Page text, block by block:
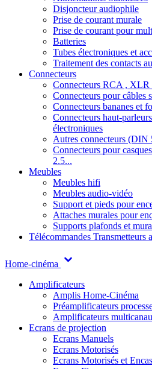
Disjoncteur audiophile
Prise de courant murale
Prise de courant pour
Batteries
Tubes électroniques et
Traitement des contacts
Connecteurs
Connecteurs RCA , XLR
Connecteurs pour câbles
Connecteurs bananes et
Connecteurs haut-
électroniques
Autres connecteurs
Connecteurs pour
2.5...
Meubles
Meubles hifi
Meubles audio-vidéo
Support et pieds pour
Attaches murales pour
Supports plafonds et
Télécommandes Transmetteurs
Home-cinéma
Amplificateurs
Amplis Home-Cinéma
Préamplificateurs
Amplificateurs
Ecrans de projection
Ecrans Manuels
Ecrans Motorisés
Ecrans Motorisés et